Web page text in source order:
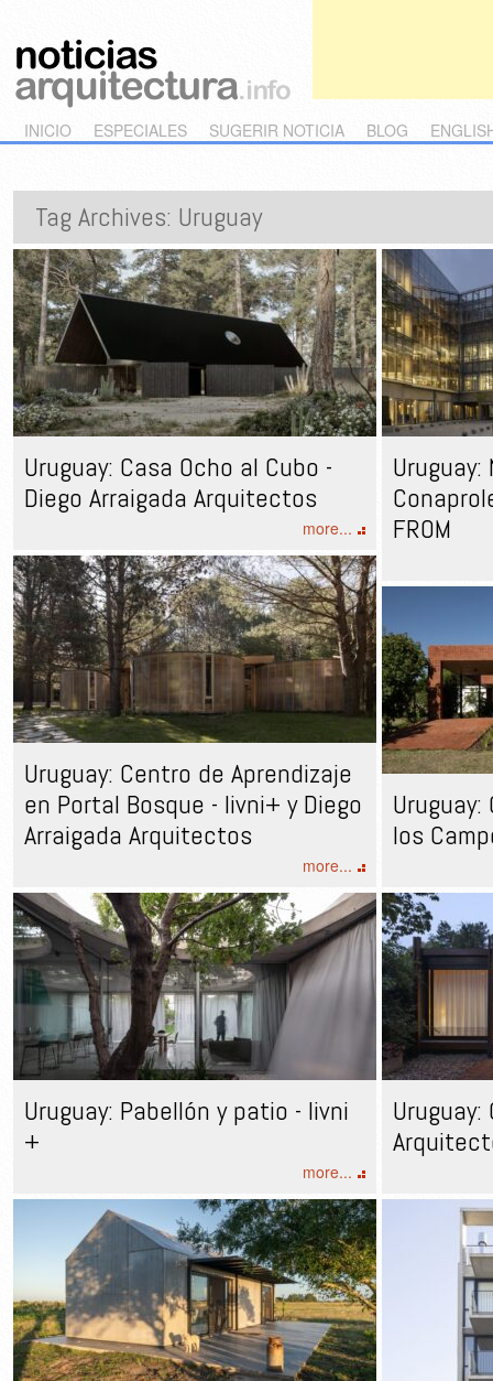
Main menu
Skip to primary content
Skip to secondary content
INICIO ESPECIALES SUGERIR NOTICIA BLOG
Tag Archives: Uruguay
Uruguay: Casa Ocho al Cubo -
Diego Arraigada Arquitectos
more...
FROM
Uruguay: Centro de Aprendizaje
en Portal Bosque - livni+ y Diego
Arraigada Arquitectos
more...
los
Uruguay: Pabellón y patio - livni
+
more...
Uruguay: